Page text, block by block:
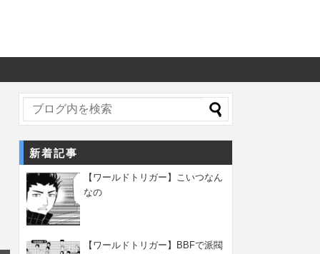
新着記事
【ワールドトリガー】こいつなん
なの
【ワールドトリガー】BBFで派閥